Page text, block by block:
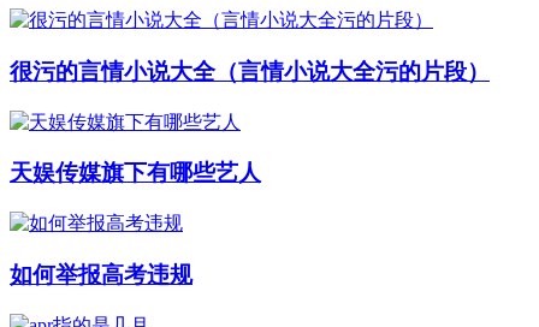
很污的言情小说大全（言情小说大全污的片段）
天娱传媒旗下有哪些艺人
如何举报高考违规